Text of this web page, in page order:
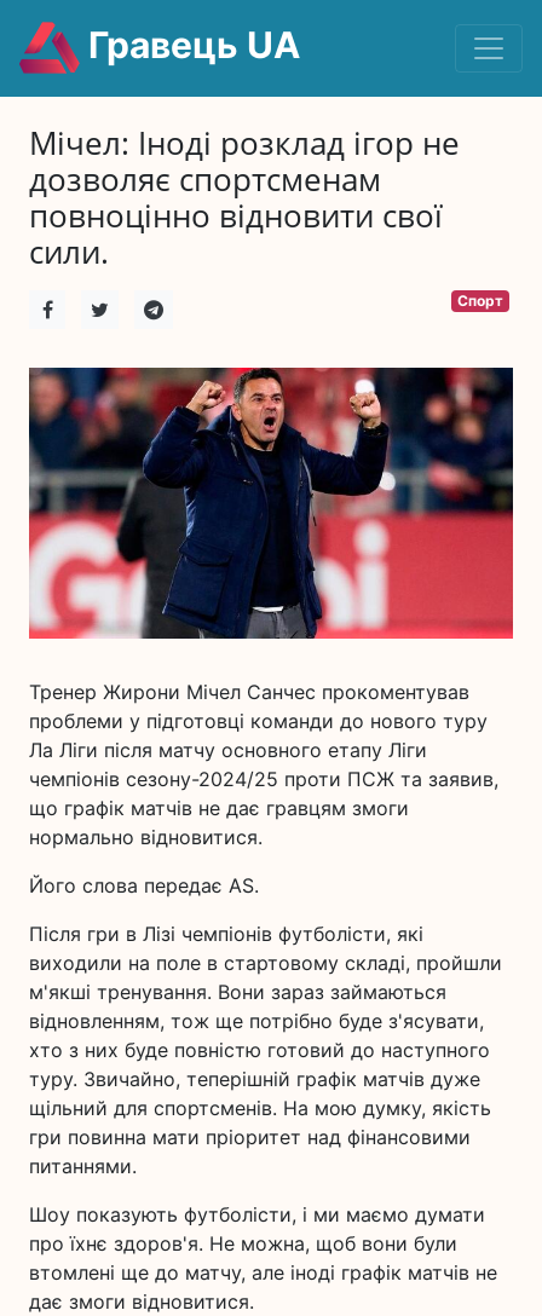
Гравець UA
Мічел: Іноді розклад ігор не
дозволяє спортсменам
повноцінно відновити свої
сили.
Спорт
Тренер Жирони Мічел Санчес прокоментував
проблеми у підготовці команди до нового туру
Ла Ліги після матчу основного етапу Ліги
чемпіонів сезону-2024/25 проти ПСЖ та заявив,
що графік матчів не дає гравцям змоги
нормально відновитися.
Його слова передає AS.
Після гри в Лізі чемпіонів футболісти, які
виходили на поле в стартовому складі, пройшли
м'якші тренування. Вони зараз займаються
відновленням, тож ще потрібно буде з'ясувати,
хто з них буде повністю готовий до наступного
туру. Звичайно, теперішній графік матчів дуже
щільний для спортсменів. На мою думку, якість
гри повинна мати пріоритет над фінансовими
питаннями.
Шоу показують футболісти, і ми маємо думати
про їхнє здоров'я. Не можна, щоб вони були
втомлені ще до матчу, але іноді графік матчів не
дає змоги відновитися.